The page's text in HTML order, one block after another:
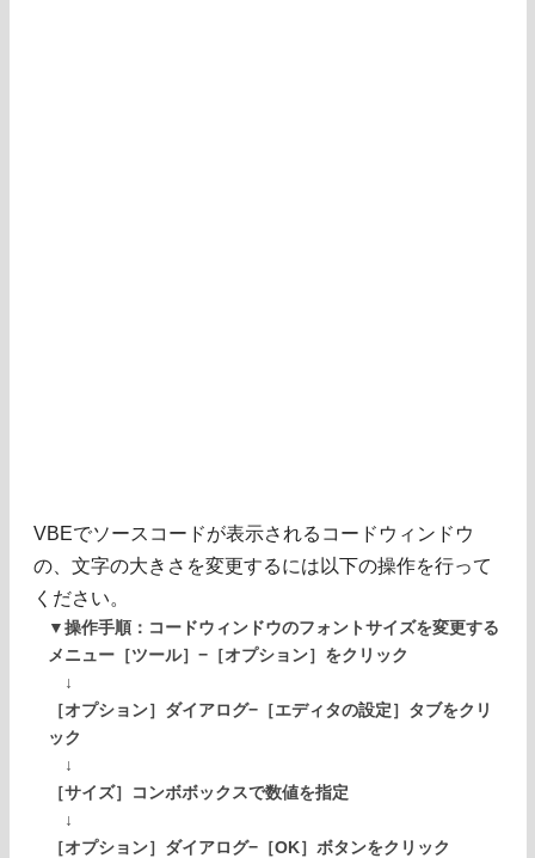
VBEでソースコードが表示されるコードウィンドウ
の、文字の大きさを変更するには以下の操作を行って
ください。
▼操作手順：コードウィンドウのフォントサイズを変更する
メニュー［ツール］−［オプション］をクリック
↓
［オプション］ダイアログ−［エディタの設定］タブをクリ
ック
↓
［サイズ］コンボボックスで数値を指定
↓
［オプション］ダイアログ−［OK］ボタンをクリック